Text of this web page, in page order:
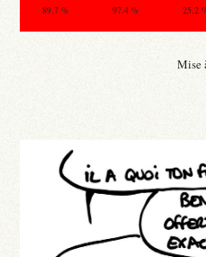
89.7 % 97.4 % 25.2
Mise